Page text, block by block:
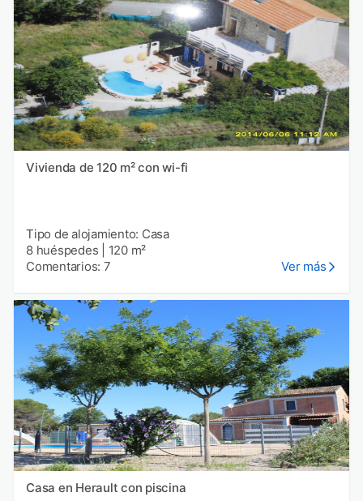
Vivienda de 120 m² con wi-fi
Tipo de alojamiento: Casa
8 huéspedes
120 m²
Comentarios: 7
Ver más
Casa en Herault con piscina